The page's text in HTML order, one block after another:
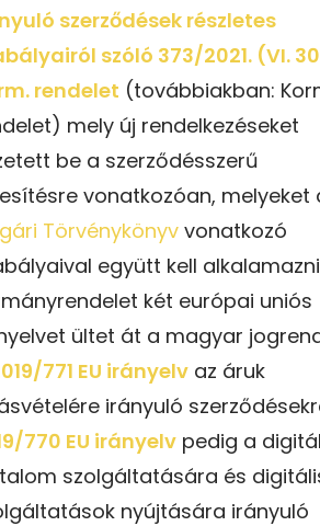
szerződések részletes
szóló 373/2021. (VI.
rendelet (továbbiakban:
mely új rendelkezéseket
be a szerződésszerű
vonatkozóan, melyeket
Törvénykönyvvonatkozó
együtt kell
két európai uniós
ültet át a magyar
771 EU irányelv az áruk
irányuló
770 EU irányelv pedig a
szolgáltatására és
nyújtására irányuló